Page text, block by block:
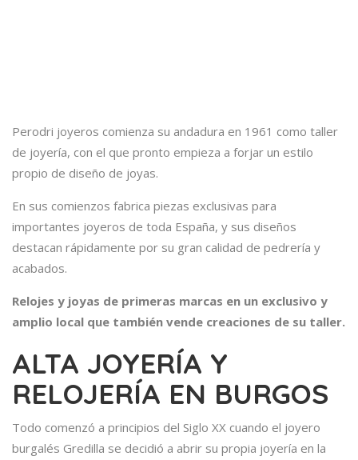
Perodri joyeros comienza su andadura en 1961 como taller
de joyería, con el que pronto empieza a forjar un estilo
propio de diseño de joyas.
En sus comienzos fabrica piezas exclusivas para
importantes joyeros de toda España, y sus diseños
destacan rápidamente por su gran calidad de pedrería y
acabados.
Relojes y joyas de primeras marcas en un exclusivo y
amplio local que también vende creaciones de su taller.
ALTA JOYERÍA Y
RELOJERÍA EN BURGOS
Todo comenzó a principios del Siglo XX cuando el joyero
burgalés Gredilla se decidió a abrir su propia joyería en la